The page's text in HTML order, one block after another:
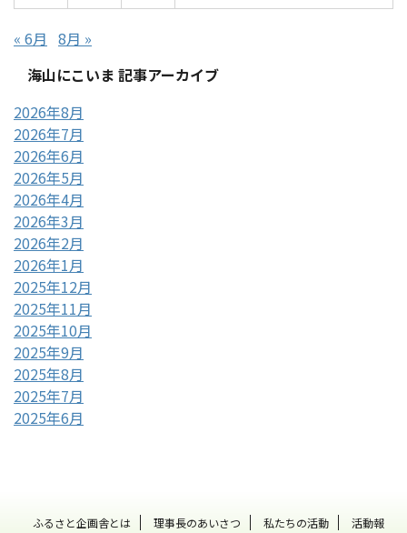
« 6月 8月 »
海山にこいま 記事アーカイブ
2026年8月
2026年7月
2026年6月
2026年5月
2026年4月
2026年3月
2026年2月
2026年1月
2025年12月
2025年11月
2025年10月
2025年9月
2025年8月
2025年7月
2025年6月
ふるさと企画舎とは 理事長のあいさつ 私たちの活動 活動報